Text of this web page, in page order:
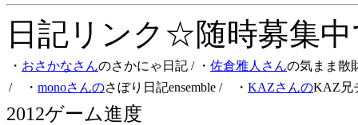
日記リンク☆随時募集
・ おさかなさんのさかにゃ日記 / ・ 佐倉雅人さんの気まま散
/ ・ monoさんのさぼり日記ensemble / ・ KAZさんのKAZ兄
2012ゲーム進度